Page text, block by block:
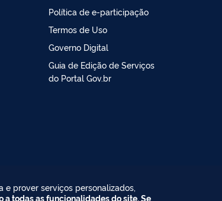
Política de e-participação
Termos de Uso
Governo Digital
Guia de Edição de Serviços
do Portal Gov.br
e prover serviços personalizados,
a todas as funcionalidades do site. Se